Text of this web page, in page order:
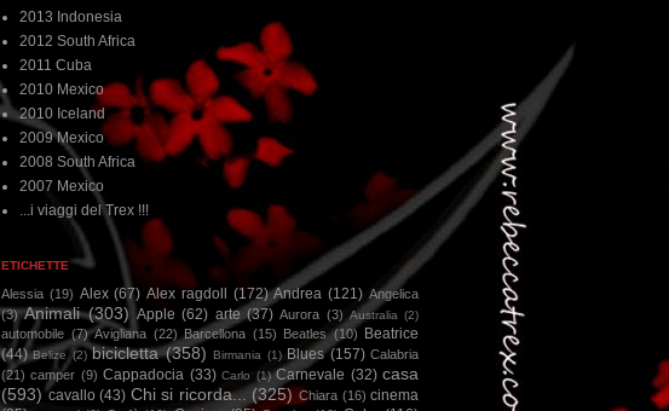
2013 Indonesia
2012 South Africa
2011 Cuba
2010 Mexico
2010 Iceland
2009 Mexico
2008 South Africa
2007 Mexico
...i viaggi del Trex !!!
ETICHETTE
Alessia (19) Alex (67) Alex ragdoll (172) Andrea (121) Angelica
(3) Animali (303) Apple (62) arte (37) Aurora (3) Australia (2)
automobile (7) Avigliana (22) Barcellona (15) Beatles (10)
Beatrice
(44) Belize (2) bicicletta (358) Birmania (1) Blues (157) Calabria
(21) camper (9) Cappadocia (33) Carlo (1) Carnevale (32) casa
(593) cavallo (43) Chi si ricorda... (325) Chiara (16) cinema